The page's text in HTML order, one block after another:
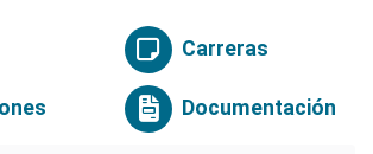
Carreras
Documentación